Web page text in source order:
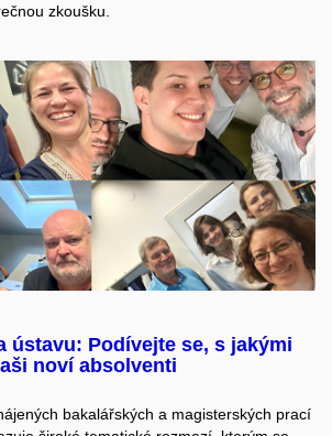
zkoušku.
ústavu: Podívejte se, s jakými
noví absolventi
bakalářských a magisterských prací